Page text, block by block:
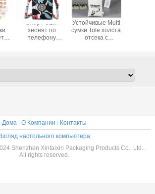
Спорт OEM
знонят по
телефону
для перевозки
бумажника
Устойчивые Multi
сумки Tote холста
отсека с
Дома| О Компании | Контакты
настольного компьютера
Shenzhen Xintaixin Packaging Products Co., Ltd..
All rights reserved.